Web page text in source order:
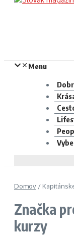
Menu
Domov /
Značka
kurzy